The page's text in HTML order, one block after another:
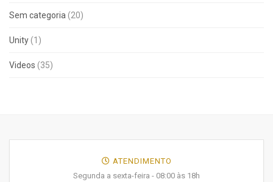
Sem categoria (20)
Unity (1)
Videos (35)
ATENDIMENTO
Segunda a sexta-feira - 08:00 às 18h